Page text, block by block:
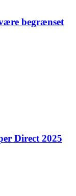
begrænset
Direct 2025